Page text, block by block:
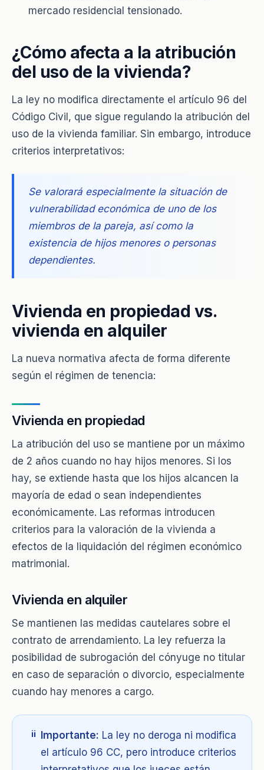
mercado residencial tensionado.
¿Cómo afecta a la atribución
del uso de la vivienda?
La ley no modifica directamente el artículo 96 del
Código Civil, que sigue regulando la atribución del
uso de la vivienda familiar. Sin embargo, introduce
criterios interpretativos:
Se valorará especialmente la situación de
vulnerabilidad económica de uno de los
miembros de la pareja, así como la
existencia de hijos menores o personas
dependientes.
Vivienda en propiedad vs.
vivienda en alquiler
La nueva normativa afecta de forma diferente
según el régimen de tenencia:
Vivienda en propiedad
La atribución del uso se mantiene por un máximo
de 2 años cuando no hay hijos menores. Si los
hay, se extiende hasta que los hijos alcancen la
mayoría de edad o sean independientes
económicamente. Las reformas introducen
criterios para la valoración de la vivienda a
efectos de la liquidación del régimen económico
matrimonial.
Vivienda en alquiler
Se mantienen las medidas cautelares sobre el
contrato de arrendamiento. La ley refuerza la
posibilidad de subrogación del cónyuge no titular
en caso de separación o divorcio, especialmente
cuando hay menores a cargo.
i Importante: La ley no deroga ni modifica
el artículo 96 CC, pero introduce criterios